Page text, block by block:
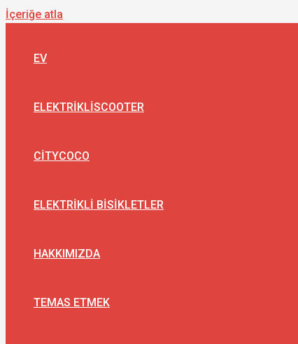
İçeriğe atla
EV
ELEKTRIKLISCOOTER
CITYCOCO
ELEKTRIKLI BISIKLETLER
HAKKIMIZDA
TEMAS ETMEK